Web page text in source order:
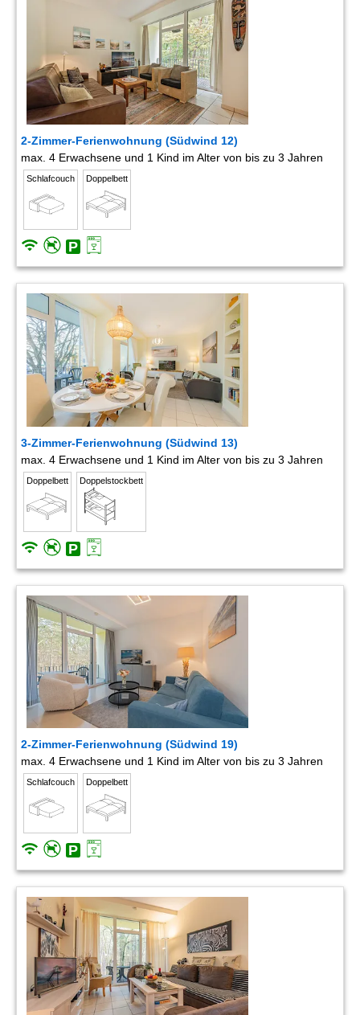
2-Zimmer-Ferienwohnung (Südwind 12)
max. 4 Erwachsene und 1 Kind im Alter von bis zu 3 Jahren
Schlafcouch Doppelbett
3-Zimmer-Ferienwohnung (Südwind 13)
max. 4 Erwachsene und 1 Kind im Alter von bis zu 3 Jahren
Doppelbett Doppelstockbett
2-Zimmer-Ferienwohnung (Südwind 19)
max. 4 Erwachsene und 1 Kind im Alter von bis zu 3 Jahren
Schlafcouch Doppelbett